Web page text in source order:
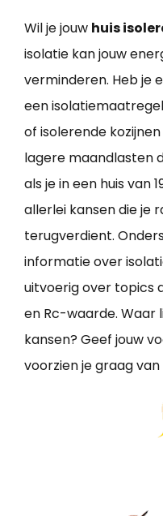
Wil je jouw huis
isolatie kan jouw
verminderen. Heb je
een
of isolerende
lagere maandlasten
als je in een huis van
allerlei kansen die je
terugverdient.
informatie over
uitvoerig over topics
en Rc-waarde. Waar
kansen? Geef jouw
voorzien je graag